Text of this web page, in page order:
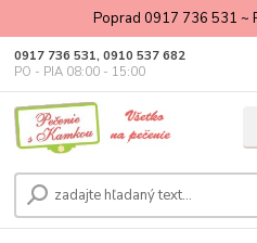
Poprad 0917 736 531 ~
0917 736 531, 0910 537 682
PO - PIA 08:00 - 15:00